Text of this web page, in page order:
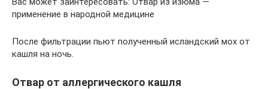
применение в народной медицине
После фильтрации пьют полученный исландский мох от
кашля на ночь.
Отвар от аллергического кашля